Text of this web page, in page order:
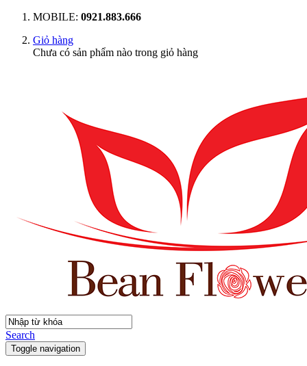
MOBILE: 0921.883.666
Giỏ hàng
Chưa có sản phẩm nào trong giỏ hàng
Search
Toggle navigation